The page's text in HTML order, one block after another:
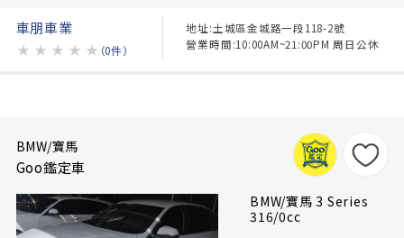
車朋車業
★ ★ ★ ★ ★ （0件）
地址:土城區金城路一段118-2號
營業時間:10:00AM~21:00PM 周日公休
BMW/寶馬
Goo鑑定車
BMW/寶馬 3 Series
316/0cc